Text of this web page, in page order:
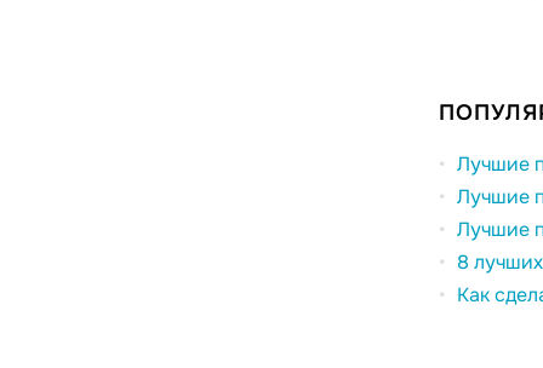
Лучшие
Лучшие
Лучшие
8
Как